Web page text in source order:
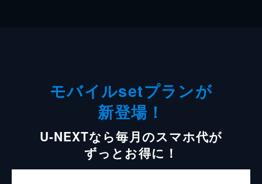
モバイルsetプランが
新登場！
U-NEXTなら毎月のスマホ代が
ずっとお得に！